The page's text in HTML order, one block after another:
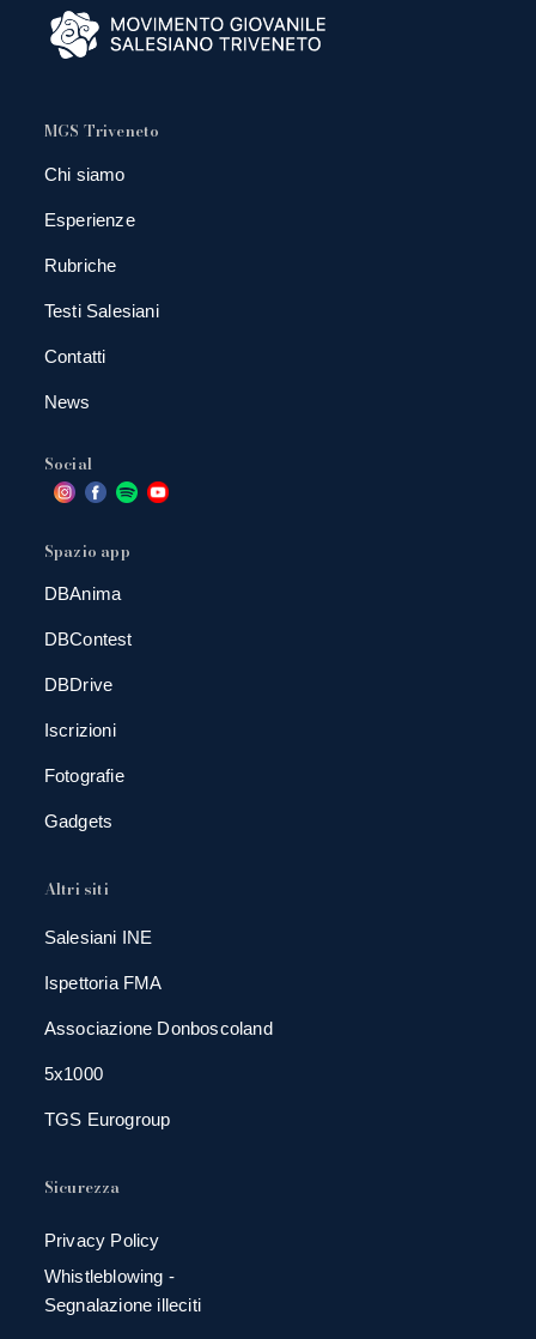
MGS Triveneto
Chi siamo
Esperienze
Rubriche
Testi Salesiani
Contatti
News
Social
Spazio app
DBAnima
DBContest
DBDrive
Iscrizioni
Fotografie
Gadgets
Altri siti
Salesiani INE
Ispettoria FMA
Associazione Donboscoland
5x1000
TGS Eurogroup
Sicurezza
Privacy Policy
Whistleblowing -
Segnalazione illeciti